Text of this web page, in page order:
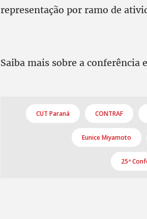
representação por ramo de
Saiba mais sobre a conferência
CUT Paraná CONTRAF
Eunice Miyamoto
25ª